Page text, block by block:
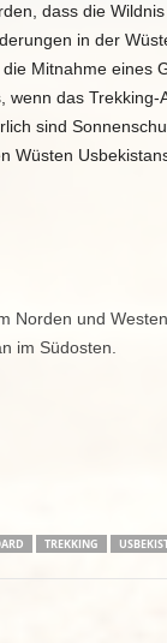
dass die
in der
Mitnahme eines
das Trekking-
sind
Wüsten
Norden und
im Südosten.
TREKKING